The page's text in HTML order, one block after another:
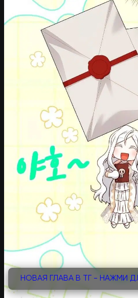
НОВАЯ ГЛАВА В ТГ - НАЖМИ